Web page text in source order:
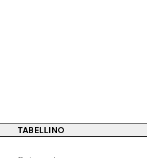
TABELLINO